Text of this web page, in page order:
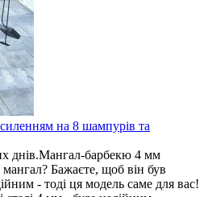
на 8 шампурів та
днів.Мангал-барбекю 4 мм
Бажаєте, щоб він був
- тоді ця модель саме для вас!